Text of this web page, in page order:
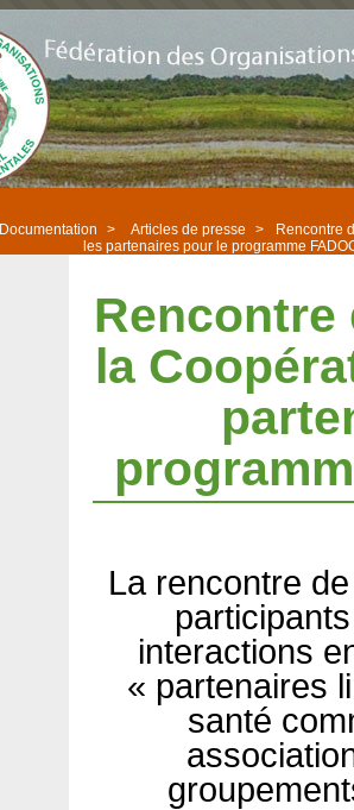
Documentation > Articles de presse >
Rencontre
les partenaires pour le programme
Rencontre
la
La rencontre
interactions
« partenaires
santé